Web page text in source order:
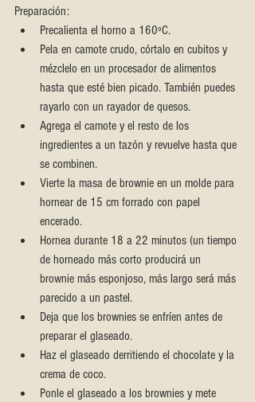
Preparación:
Precalienta el horno a 160ºC.
Pela en camote crudo, córtalo en cubitos y
mézclelo en un procesador de alimentos
hasta que esté bien picado. También puedes
rayarlo con un rayador de quesos.
Agrega el camote y el resto de los
ingredientes a un tazón y revuelve hasta que
se combinen.
Vierte la masa de brownie en un molde para
hornear de 15 cm forrado con papel
encerado.
Hornea durante 18 a 22 minutos (un tiempo
de horneado más corto producirá un
brownie más esponjoso, más largo será más
parecido a un pastel.
Deja que los brownies se enfríen antes de
preparar el glaseado.
Haz el glaseado derritiendo el chocolate y la
crema de coco.
Ponle el glaseado a los brownies y mete